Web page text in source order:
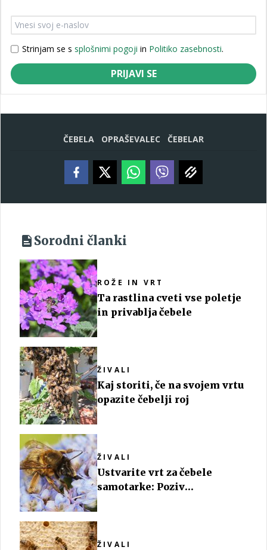
Strinjam se s splošnimi pogoji in Politiko zasebnosti.
PRIJAVI SE
ČEBELA OPRAŠEVALEC ČEBELAR
Sorodni članki
ROŽE IN VRT
Ta rastlina cveti vse poletje
in privablja čebele
ŽIVALI
Kaj storiti, če na svojem vrtu
opazite čebelji roj
ŽIVALI
Ustvarite vrt za čebele
samotarke: Poziv
ŽIVALI